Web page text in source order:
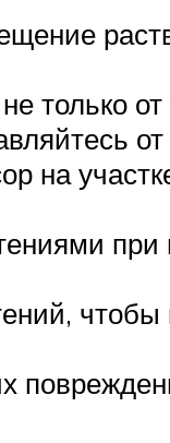
от
на
при